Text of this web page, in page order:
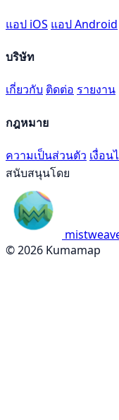
แอป iOS แอป Android
บริษัท
เกี่ยวกับ ติดต่อ รายงาน
กฎหมาย
ความเป็นส่วนตัว เงื่อน
สนับสนุนโดย
© 2026 Kumamap